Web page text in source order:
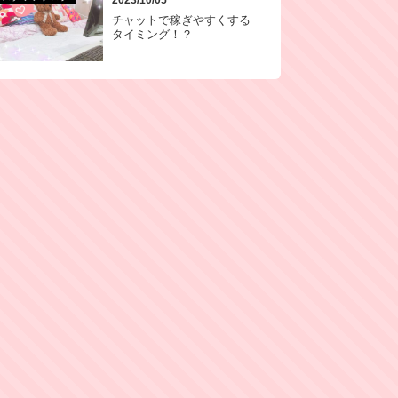
チャットで稼ぎやすくする
タイミング！？